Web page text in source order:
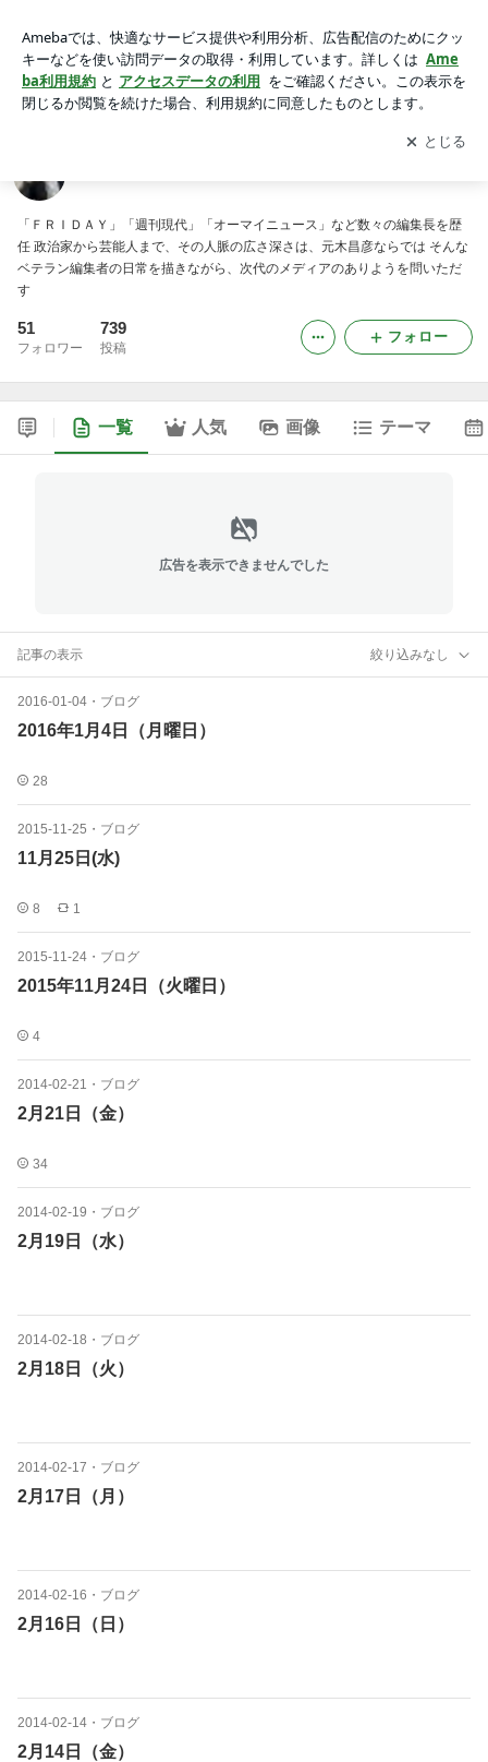
アプリをダウンロードして ブログの更新通知
を受け取りまし
ょう。
開く
「ＦＲＩＤＡＹ」「週刊現代」「オーマイニュース」など数々の編集長を歴
任 政治家から芸能人まで、その人脈の広さ深さは、元木昌彦ならでは そんな
ベテラン編集者の日常を描きながら、次代のメディアのありようを問いただ
す
51
フォロワー
739
投稿
フォロー
一覧 人気 画像 テーマ
広告を表示できませんでした
記事の表示 絞り込みなし
2016-01-04 ・ ブログ
2016年1月4日（月曜日）
28
2015-11-25 ・ ブログ
11月25日(水)
8 1
2015-11-24 ・ ブログ
2015年11月24日（火曜日）
4
2014-02-21 ・ ブログ
2月21日（金）
34
2014-02-19 ・ ブログ
2月19日（水）
2014-02-18 ・ ブログ
2月18日（火）
2014-02-17 ・ ブログ
2月17日（月）
2014-02-16 ・ ブログ
2月16日（日）
2014-02-14 ・ ブログ
2月14日（金）